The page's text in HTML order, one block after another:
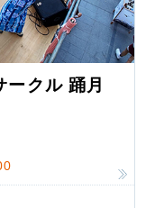
クル 踊月